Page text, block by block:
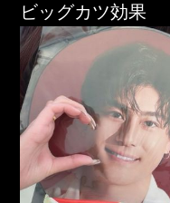
Land-Based Aquaculture
Import And Export
Recruitment Consulting
Talent Placement Service
DX
ビッグカツ効果